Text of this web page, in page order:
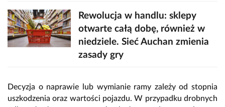
Rewolucja w handlu: sklepy
otwarte całą dobę, również w
niedziele. Sieć Auchan zmienia
zasady gry
Decyzja o naprawie lub wymianie ramy zależy od stopnia
uszkodzenia oraz wartości pojazdu. W przypadku drobnych